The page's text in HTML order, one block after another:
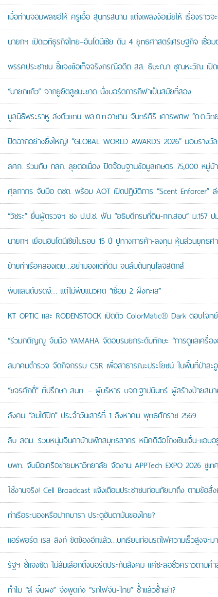
เมื่อท่านจอมพลขอให้ ครูเอื้อ สุนทรสนาน แต่งเพลงง้อเมียให้ เรื่องราวจะ
นายกฯ เปิดเวทีธุรกิจไทย–อินโดนีเซีย ดัน 4 ยุทธศาสตร์เศรษฐกิจ เ
พรรคประชาชน ชี้แจงข้อเท็จจริงกรณีอดีต สส. ธิษะณา ชุณหะวัณ เปิด
“นายกแก้ว” จากยูยิตสูชนะขาด นั่งบอร์ดการกีฬาเป็นสมัยที่สอง
มูลนิธิพระราหู ส่งตัวแทน พล.ต.ท.อาชาน จันทร์ศิริ เคารพศพ “ด.ต.วิท
ปิดฉากอย่างยิ่งใหญ่! “GLOBAL WORLD AWARDS 2026” มอบรา
สศก. ร่วมกับ กสก. ลุยต่อเนื่อง ปิดจ๊อบฐานข้อมูลเกษตร 75,000 หมู่
ศุลกากร จับมือ ตชด. พร้อม AOT เปิดปฏิบัติการ “Scent Enforcer”
“วัชระ” ยื่นผู้ตรวจฯ ชง ป.ป.ช. ฟัน “อธิบดีกรมที่ดิน-กก.สอบ” ม.157 ป
นายกฯ เยือนอินโดนีเซียในรอบ 15 ปี ปูทางการค้า-ลงทุน หุ้นส่วนยุทธศ
ย้ายท่าเรือคลองเตย…อย่ามองแต่ที่ดิน จนลืมต้นทุนโลจิสติกส์
พับแลนด์บริดจ์… แต่ไม่พับแนวคิด “เชื่อม 2 ฝั่งทะเล”
KT OPTIC และ RODENSTOCK เปิดตัว ColorMatic® Dark ตอบโจ
“ร่วมกตัญญู จับมือ YAMAHA จัดอบรมยกระดับทักษะ “การดูแลเครื่อ
สมาคมตำรวจ จัดกิจกรรม CSR เพื่อสาธารณะประโยชน์ ในพื้นที่ป่าละอู
“ขจรศักดิ์” ที่ปรึกษา สนท. – ผู้บริหาร บจก.ฐาปนินทร์ ผู้สร้างป้ายสม
สังคม “ลมใต้ปีก” ประจำวันเสาร์ที่ 1 สิงหาคม พุทธศักราช 2569
สืบ สตม. รวบหนุ่มจีนคาบ้านพักสมุทรสาคร หนีคดีฉ้อโกงเซินเจิ้น-แอบอ
บพท. จับมือเครือข่ายมหาวิทยาลัย จัดงาน APPTech EXPO 2026 ชูเ
ใช้งานจริง! Cell Broadcast แจ้งเตือนประชาชนก่อนภัยมาถึง ตามข้อสั่
ท่าเรือระนองหรือปากบารา ประตูอันดามันของไทย?
แอร์พอร์ต เรล ลิงก์ ขัดข้องอีกแล้ว…บทเรียนก่อนรถไฟความเร็วสูงจะม
รัฐฯ ชี้แจงชัด ไม่ล้มเลือกตั้งบอร์ดประกันสังคม แค่ชะลอชั่วคราวตามค
ทำไม “สี จิ้นผิง” จึงพูดถึง “รถไฟจีน-ไทย” ซ้ำแล้วซ้ำเล่า?